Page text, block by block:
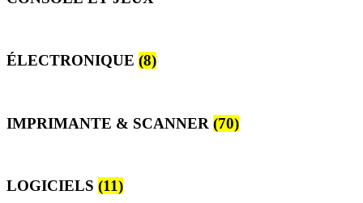
ÉLECTRONIQUE (8)
IMPRIMANTE & SCANNER (70)
LOGICIELS (11)